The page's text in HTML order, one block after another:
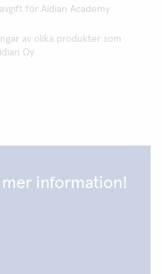
för Aidian Academy
av olika produkter som
Oy
mer information!